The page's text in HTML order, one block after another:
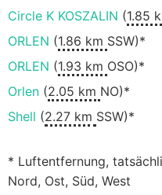
Circle K KOSZALIN (1.85
ORLEN (1.86 km SSW)*
ORLEN (1.93 km OSO)*
Orlen (2.05 km NO)*
Shell (2.27 km SSW)*
* Luftentfernung,
Nord, Ost, Süd, West